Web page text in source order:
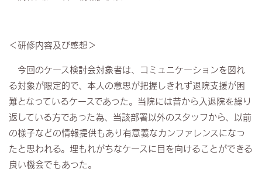
＜研修内容及び感想＞
今回のケース検討会対象者は、コミュニケーションを図れ
る対象が限定的で、本人の意思が把握しきれず退院支援が困
難となっているケースであった。当院には昔から入退院を繰り
返している方であった為、当該部署以外のスタッフから、以前
の様子などの情報提供もあり有意義なカンファレンスになっ
たと思われる。埋もれがちなケースに目を向けることができる
良い機会でもあった。